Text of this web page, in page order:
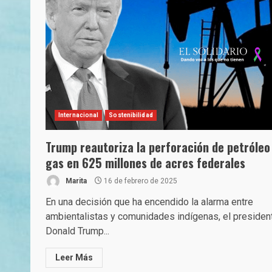
Internacional Sostenibilidad
Trump reautoriza la perforación de
gas en 625 millones de acres federales
Marita 16 de febrero de 2025
En una decisión que ha encendido la alarma entre
ambientalistas y comunidades indígenas, el
Donald Trump...
Leer Más